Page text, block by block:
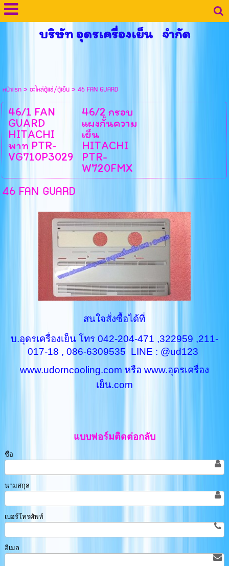
บริษัท อุดรเครื่องเย็น จำกัด
หน้าแรก>อะไหล่ตู้แช่/ตู้เย็น>46 FAN GUARD
46/1 FAN
GUARD
HITACHI
พาท PTR-
VG710P3029
46/2 กรอบ
แผงกั้นความ
เย็น
HITACHI
PTR-
W720FMX
46 FAN GUARD
สนใจสั่งซื้อได้ที่
บ.อุดรเครื่องเย็น โทร 042-204-471 ,322959 ,211-
017-18 , 086-6309535 LINE : @ud123
www.udorncooling.com หรือ www.อุดรเครื่อง
เย็น.com
แบบฟอร์มติดต่อกลับ
ชื่อ
นามสกุล
เบอร์โทรศัพท์
อีเมล